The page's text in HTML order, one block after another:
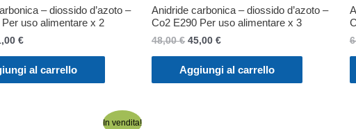
– diossido d’azoto –
uso alimentare x 2
€Il
è:al carrello
Anidride carbonica – diossido d’azoto –
Co2 E290 Per uso alimentare x 3
48,00€ Il
era:
45,00€Il
è:
Aggiungi al carrello
In vendita!